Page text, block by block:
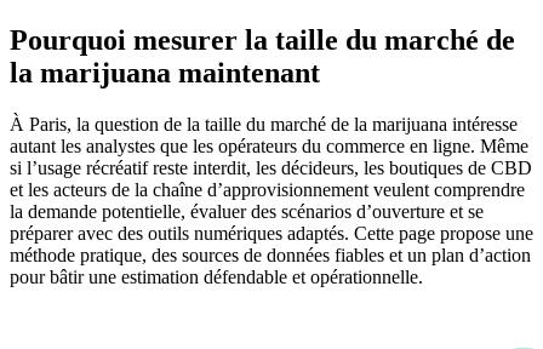
Pourquoi mesurer la taille du marché de
la marijuana maintenant
À Paris, la question de la taille du marché de la marijuana intéresse
autant les analystes que les opérateurs du commerce en ligne. Même
si l’usage récréatif reste interdit, les décideurs, les boutiques de CBD
et les acteurs de la chaîne d’approvisionnement veulent comprendre
la demande potentielle, évaluer des scénarios d’ouverture et se
préparer avec des outils numériques adaptés. Cette page propose une
méthode pratique, des sources de données fiables et un plan d’action
pour bâtir une estimation défendable et opérationnelle.